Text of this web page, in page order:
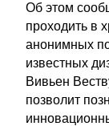
Об этом
проходить в
анонимных
известных
Вивьен
позволит